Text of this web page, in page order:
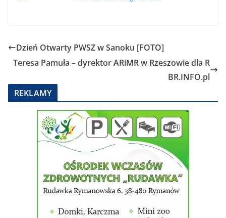
Dzień Otwarty PWSZ w Sanoku [FOTO]
Teresa Pamuła – dyrektor ARiMR w Rzeszowie dla R
BR.INFO.pl
REKLAMY